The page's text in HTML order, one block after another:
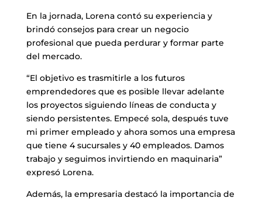
En la jornada, Lorena contó su experiencia y
brindó consejos para crear un negocio
profesional que pueda perdurar y formar parte
del mercado.
“El objetivo es trasmitirle a los futuros
emprendedores que es posible llevar adelante
los proyectos siguiendo líneas de conducta y
siendo persistentes. Empecé sola, después tuve
mi primer empleado y ahora somos una empresa
que tiene 4 sucursales y 40 empleados. Damos
trabajo y seguimos invirtiendo en maquinaria”
expresó Lorena.
Además, la empresaria destacó la importancia de